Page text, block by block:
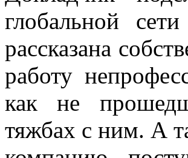
глобальной
рассказана
работу
как не
тяжбах с ним. А